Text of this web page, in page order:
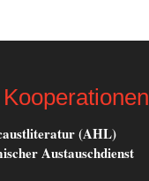
(AHL)
Austauschdienst